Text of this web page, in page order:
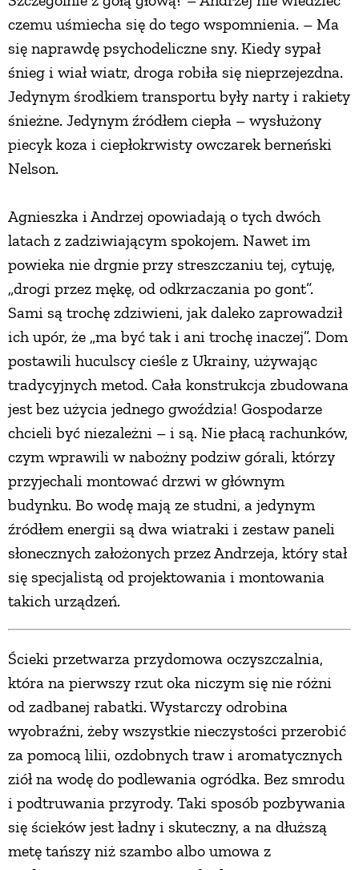
czemu uśmiecha się do tego wspomnienia. – Ma
się naprawdę psychodeliczne sny. Kiedy sypał
śnieg i wiał wiatr, droga robiła się nieprzejezdna.
Jedynym środkiem transportu były narty i rakiety
śnieżne. Jedynym źródłem ciepła – wysłużony
piecyk koza i ciepłokrwisty owczarek berneński
Nelson.
Agnieszka i Andrzej opowiadają o tych dwóch
latach z zadziwiającym spokojem. Nawet im
powieka nie drgnie przy streszczaniu tej, cytuję,
„drogi przez mękę, od odkrzaczania po gont”.
Sami są trochę zdziwieni, jak daleko zaprowadził
ich upór, że „ma być tak i ani trochę inaczej”. Dom
postawili huculscy cieśle z Ukrainy, używając
tradycyjnych metod. Cała konstrukcja zbudowana
jest bez użycia jednego gwoździa! Gospodarze
chcieli być niezależni – i są. Nie płacą rachunków,
czym wprawili w nabożny podziw górali, którzy
przyjechali montować drzwi w głównym
budynku. Bo wodę mają ze studni, a jedynym
źródłem energii są dwa wiatraki i zestaw paneli
słonecznych założonych przez Andrzeja, który stał
się specjalistą od projektowania i montowania
takich urządzeń.
Ścieki przetwarza przydomowa oczyszczalnia,
która na pierwszy rzut oka niczym się nie różni
od zadbanej rabatki. Wystarczy odrobina
wyobraźni, żeby wszystkie nieczystości przerobić
za pomocą lilii, ozdobnych traw i aromatycznych
ziół na wodę do podlewania ogródka. Bez smrodu
i podtruwania przyrody. Taki sposób pozbywania
się ścieków jest ładny i skuteczny, a na dłuższą
metę tańszy niż szambo albo umowa z